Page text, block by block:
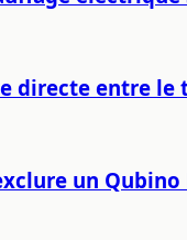
directe entre le
un Qubino